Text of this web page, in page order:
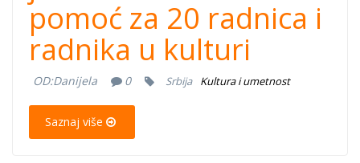
pomoć za 20 radnica i
radnika u kulturi
OD:Danijela 0 Srbija Kultura i umetnost
Saznaj više